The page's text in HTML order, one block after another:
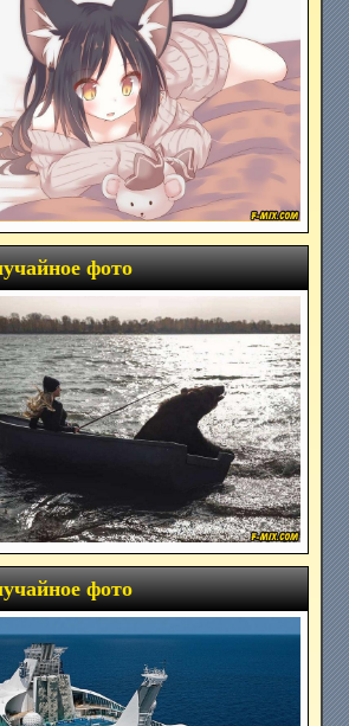
фото
фото